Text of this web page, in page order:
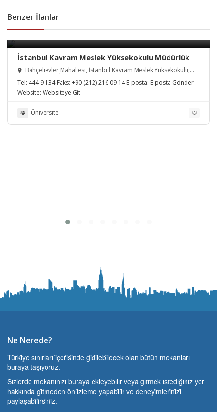
Benzer İlanlar
İstanbul Kavram Meslek Yüksekokulu Müdürlük
Bahçelievler Mahallesi, İstanbul Kavram Meslek Yüksekokulu,
Tel: 444 9 134 Faks: +90 (212) 216 09 14 E-posta: E-posta Gönder
Website: Websiteye Git
Üniversite
Ne Nerede?
Türki̇ye sınırları i̇çeri̇si̇nde gi̇di̇lebi̇lecek olan bütün mekanları
buraya taşıyoruz.
Si̇zlerde mekanınızı buraya ekleyebi̇li̇r veya gi̇tmek i̇stedi̇ği̇ni̇z yer
hakkında gi̇tmeden ön i̇zleme yapabi̇li̇r ve deneyi̇mleri̇ni̇zi̇
paylaşabi̇li̇rsi̇ni̇z.